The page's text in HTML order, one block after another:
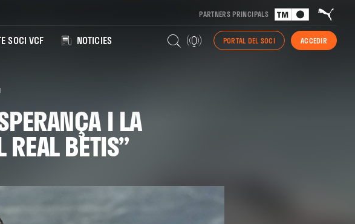
PARTNERS PRINCIPALS
SOCI VCF NOTICIES PORTAL DEL SOCI ACCEDIR
I LA
REAL BETIS”